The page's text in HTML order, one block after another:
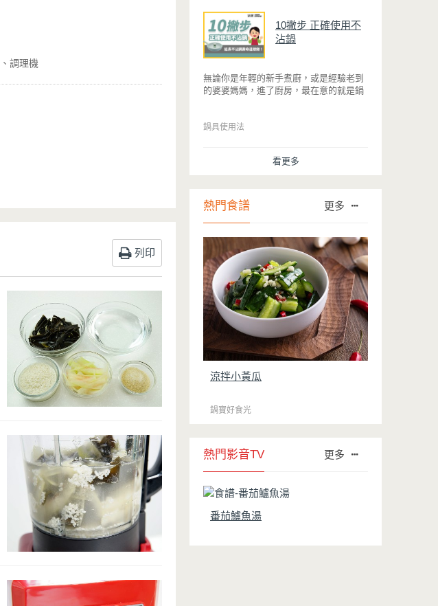
調理機
列印
10撇步 正確使用不
沾鍋
無論你是年輕的新手煮廚，或是經驗老到
的婆婆媽媽，進了廚房，最在意的就是鍋
的問題後，就深受普羅大眾的喜愛，而鍋
金鑽不沾系列的鍋具，更年年穩居銷售排
您！
鍋具使用法
看更多
熱門食譜 更多
涼拌小黃瓜
鍋寶好食光
熱門影音TV 更多
番茄鱸魚湯